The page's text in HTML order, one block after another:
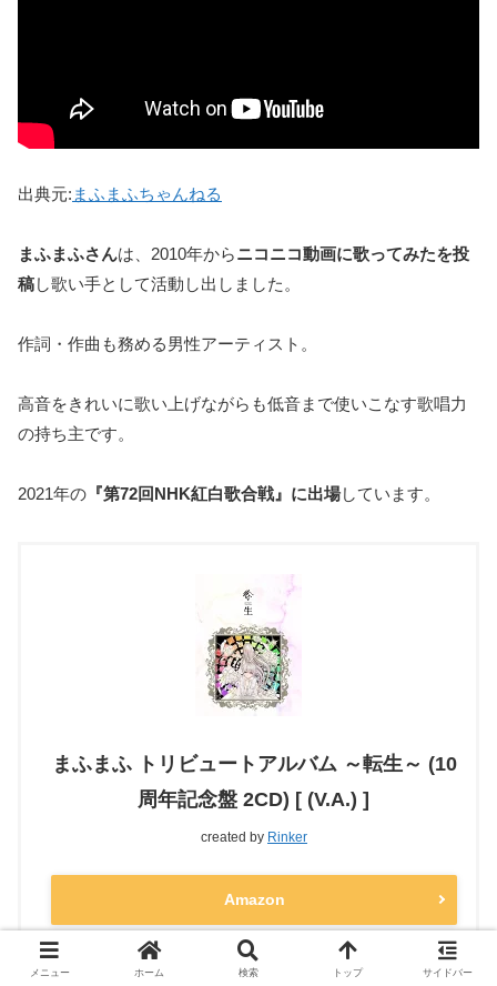
出典元: まふまふちゃんねる
まふまふさんは、2010年からニコニコ動画に歌ってみたを投
稿し歌い手として活動し出しました。
作詞・作曲も務める男性アーティスト。
高音をきれいに歌い上げながらも低音まで使いこなす歌唱力
の持ち主です。
2021年の 『第72回NHK紅白歌合戦』に出場しています。
まふまふ トリビュートアルバム ～転生～ (10
周年記念盤 2CD) [ (V.A.) ]
created by Rinker
Amazon
楽天市場
メニュー ホーム 検索 トップ サイドバー